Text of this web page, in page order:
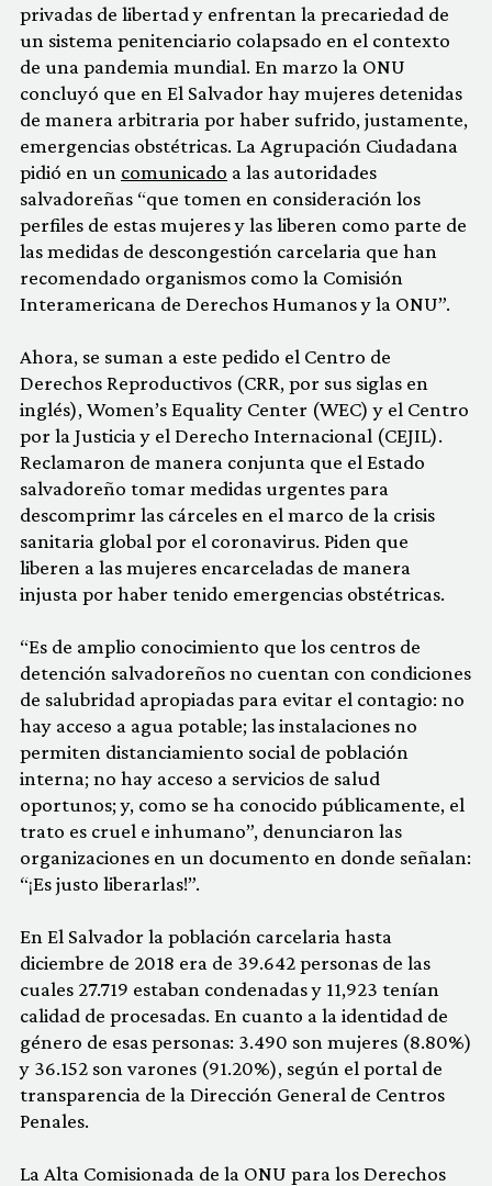
privadas de libertad y enfrentan la precariedad de
un sistema penitenciario colapsado en el contexto
de una pandemia mundial. En marzo la ONU
concluyó que en El Salvador hay mujeres detenidas
de manera arbitraria por haber sufrido, justamente,
emergencias obstétricas. La Agrupación Ciudadana
pidió en un comunicado a las autoridades
salvadoreñas “que tomen en consideración los
perfiles de estas mujeres y las liberen como parte de
las medidas de descongestión carcelaria que han
recomendado organismos como la Comisión
Interamericana de Derechos Humanos y la ONU”.
Ahora, se suman a este pedido el Centro de
Derechos Reproductivos (CRR, por sus siglas en
inglés), Women’s Equality Center (WEC) y el Centro
por la Justicia y el Derecho Internacional (CEJIL).
Reclamaron de manera conjunta que el Estado
salvadoreño tomar medidas urgentes para
descomprimr las cárceles en el marco de la crisis
sanitaria global por el coronavirus. Piden que
liberen a las mujeres encarceladas de manera
injusta por haber tenido emergencias obstétricas.
“Es de amplio conocimiento que los centros de
detención salvadoreños no cuentan con condiciones
de salubridad apropiadas para evitar el contagio: no
hay acceso a agua potable; las instalaciones no
permiten distanciamiento social de población
interna; no hay acceso a servicios de salud
oportunos; y, como se ha conocido públicamente, el
trato es cruel e inhumano”, denunciaron las
organizaciones en un documento en donde señalan:
“¡Es justo liberarlas!”.
En El Salvador la población carcelaria hasta
diciembre de 2018 era de 39.642 personas de las
cuales 27.719 estaban condenadas y 11,923 tenían
calidad de procesadas. En cuanto a la identidad de
género de esas personas: 3.490 son mujeres (8.80%)
y 36.152 son varones (91.20%), según el portal de
transparencia de la Dirección General de Centros
Penales.
La Alta Comisionada de la ONU para los Derechos